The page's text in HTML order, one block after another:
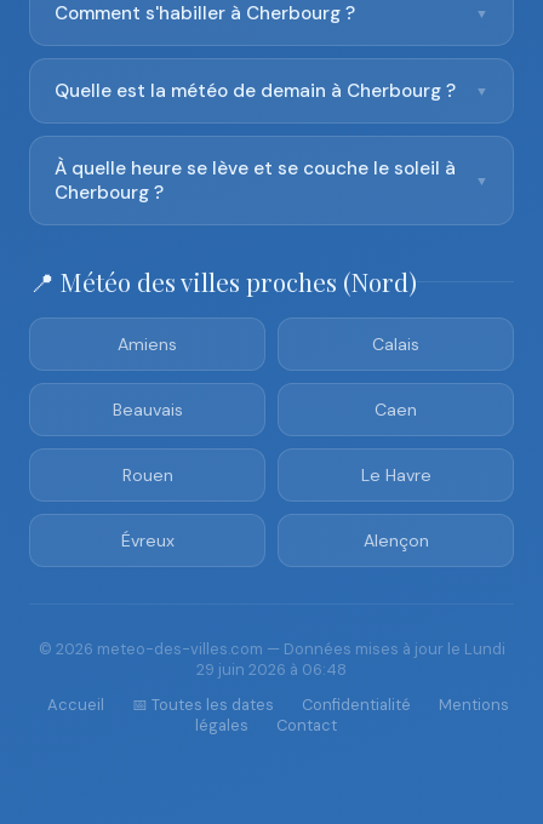
Comment s'habiller à Cherbourg ? ▼
Quelle est la météo de demain à Cherbourg ? ▼
À quelle heure se lève et se couche le soleil à
Cherbourg ?
▼
📍 Météo des villes proches (Nord)
Amiens Calais
Beauvais Caen
Rouen Le Havre
Évreux Alençon
© 2026 meteo-des-villes.com — Données mises à jour le Lundi
29 juin 2026 à 06:48
Accueil
📅 Toutes les dates Confidentialité
Mentions
légales
Contact